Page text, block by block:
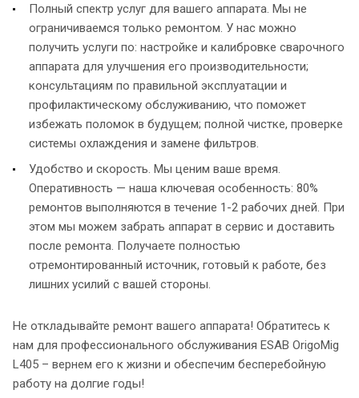
Полный спектр услуг для вашего аппарата. Мы не
ограничиваемся только ремонтом. У нас можно
получить услуги по: настройке и калибровке сварочного
аппарата для улучшения его производительности;
консультациям по правильной эксплуатации и
профилактическому обслуживанию, что поможет
избежать поломок в будущем; полной чистке, проверке
системы охлаждения и замене фильтров.
Удобство и скорость. Мы ценим ваше время.
Оперативность — наша ключевая особенность: 80%
ремонтов выполняются в течение 1-2 рабочих дней. При
этом мы можем забрать аппарат в сервис и доставить
после ремонта. Получаете полностью
отремонтированный источник, готовый к работе, без
лишних усилий с вашей стороны.
Не откладывайте ремонт вашего аппарата! Обратитесь к
нам для профессионального обслуживания ESAB OrigoMig
L405 – вернем его к жизни и обеспечим бесперебойную
работу на долгие годы!